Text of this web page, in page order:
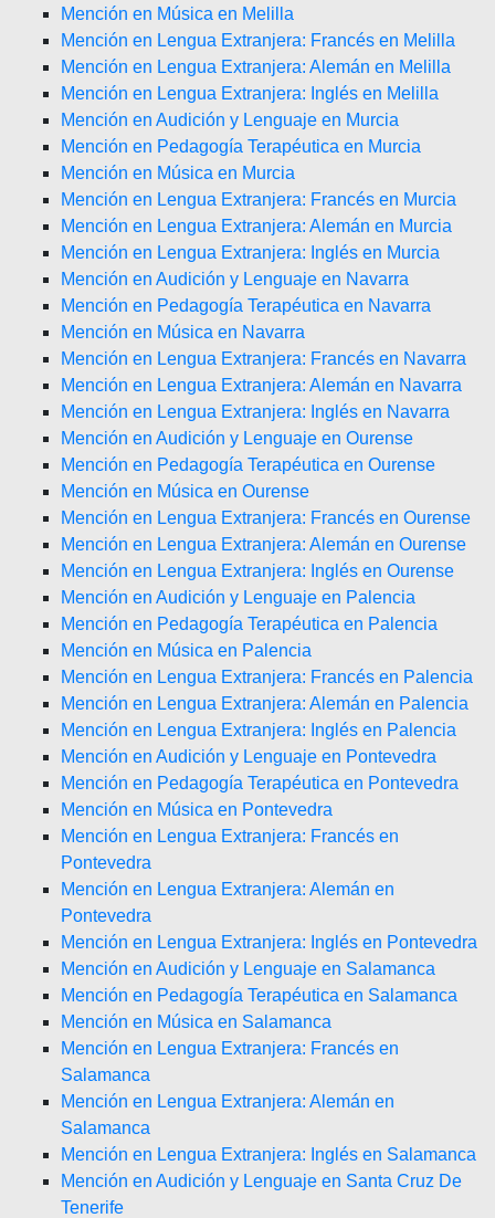
Mención en Música en Melilla
Mención en Lengua Extranjera: Francés en Melilla
Mención en Lengua Extranjera: Alemán en Melilla
Mención en Lengua Extranjera: Inglés en Melilla
Mención en Audición y Lenguaje en Murcia
Mención en Pedagogía Terapéutica en Murcia
Mención en Música en Murcia
Mención en Lengua Extranjera: Francés en Murcia
Mención en Lengua Extranjera: Alemán en Murcia
Mención en Lengua Extranjera: Inglés en Murcia
Mención en Audición y Lenguaje en Navarra
Mención en Pedagogía Terapéutica en Navarra
Mención en Música en Navarra
Mención en Lengua Extranjera: Francés en Navarra
Mención en Lengua Extranjera: Alemán en Navarra
Mención en Lengua Extranjera: Inglés en Navarra
Mención en Audición y Lenguaje en Ourense
Mención en Pedagogía Terapéutica en Ourense
Mención en Música en Ourense
Mención en Lengua Extranjera: Francés en Ourense
Mención en Lengua Extranjera: Alemán en Ourense
Mención en Lengua Extranjera: Inglés en Ourense
Mención en Audición y Lenguaje en Palencia
Mención en Pedagogía Terapéutica en Palencia
Mención en Música en Palencia
Mención en Lengua Extranjera: Francés en Palencia
Mención en Lengua Extranjera: Alemán en Palencia
Mención en Lengua Extranjera: Inglés en Palencia
Mención en Audición y Lenguaje en Pontevedra
Mención en Pedagogía Terapéutica en Pontevedra
Mención en Música en Pontevedra
Mención en Lengua Extranjera: Francés en
Pontevedra
Mención en Lengua Extranjera: Alemán en
Pontevedra
Mención en Lengua Extranjera: Inglés en Pontevedra
Mención en Audición y Lenguaje en Salamanca
Mención en Pedagogía Terapéutica en Salamanca
Mención en Música en Salamanca
Mención en Lengua Extranjera: Francés en
Salamanca
Mención en Lengua Extranjera: Alemán en
Salamanca
Mención en Lengua Extranjera: Inglés en Salamanca
Mención en Audición y Lenguaje en Santa Cruz De
Tenerife